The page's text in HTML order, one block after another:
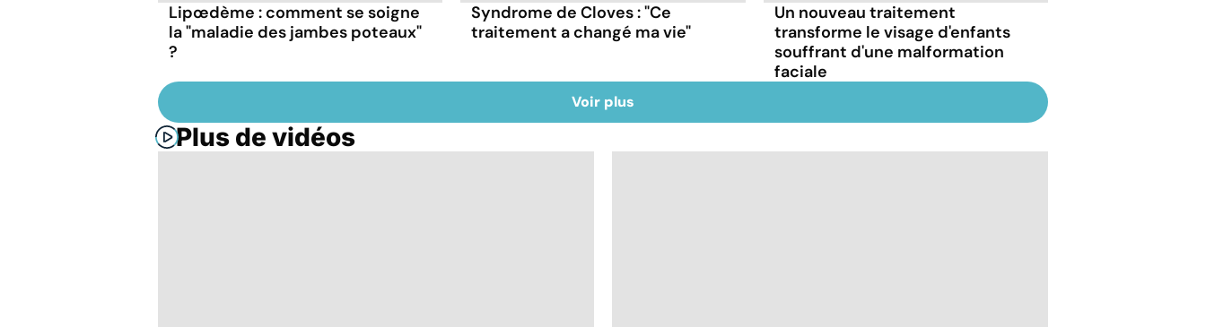
Lipœdème : comment se soigne
la "maladie des jambes poteaux"
?
Syndrome de Cloves : "Ce
traitement a changé ma vie"
Un nouveau traitement
transforme le visage d'enfants
souffrant d'une malformation
faciale
Voir plus
Plus de vidéos